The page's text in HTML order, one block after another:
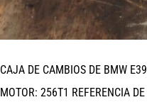
CAJA DE CAMBIOS DE BMW
MOTOR: 256T1 REFERENCIA